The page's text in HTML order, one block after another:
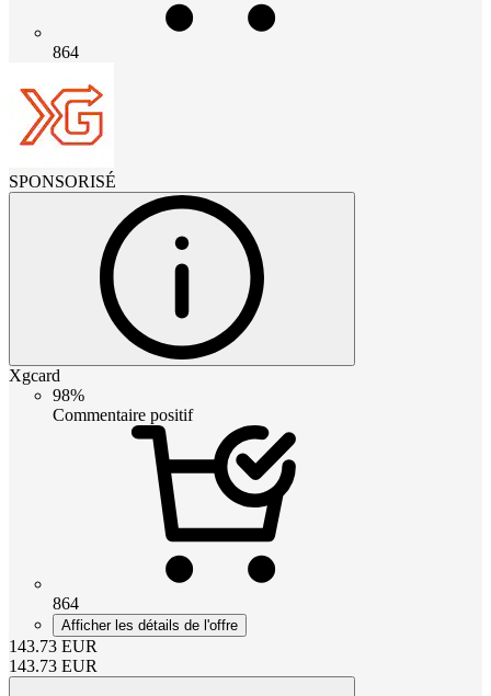
864
SPONSORISÉ
Xgcard
98%
Commentaire positif
864
Afficher les détails de l'offre
143.73 EUR
143.73 EUR